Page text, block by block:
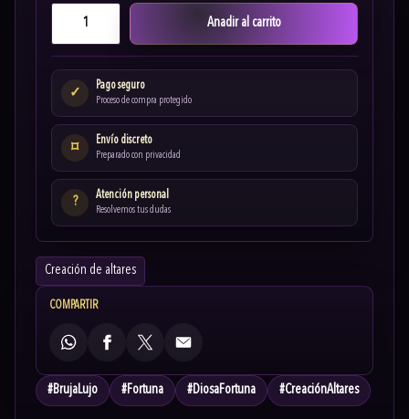
Anadir al carrito
✓
Pago seguro
Proceso de compra protegido
⌑
Envío discreto
Preparado con privacidad
? Atención personal
Resolvemos tus dudas
Creación de altares
COMPARTIR
WhatsAppFacebook
X Email
#BrujaLujo #Fortuna #DiosaFortuna #CreaciónAltares